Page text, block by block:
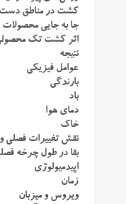
کشت در مناطق دست
جا به جایی
اثر کشت تک محصولی
نتیجه
عوامل فیزیکی
بارندگی
باد
دمای هوا
خاک
نقش تغییرات فصلی
بقا در طول چرخه
اپیدمیولوژی
زمان
ویروس و میزبان